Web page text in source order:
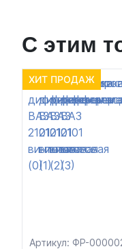
С этим
ХИТ ПРОДАЖ
Артикул: ФР-